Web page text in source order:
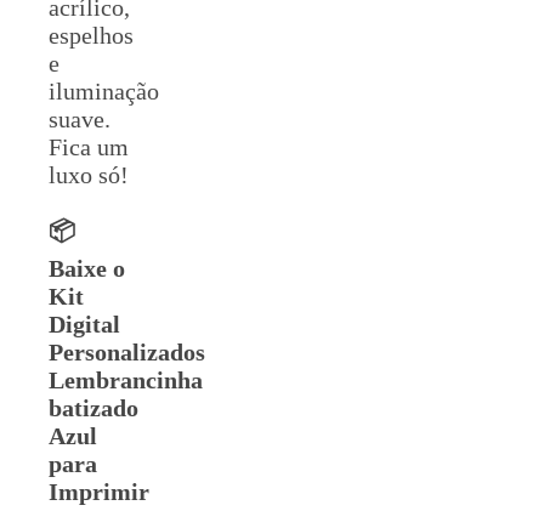
acrílico,
espelhos
e
iluminação
suave.
Fica um
luxo só!
📦
Baixe o
Kit
Digital
Personalizados
Lembrancinha
batizado
Azul
para
Imprimir